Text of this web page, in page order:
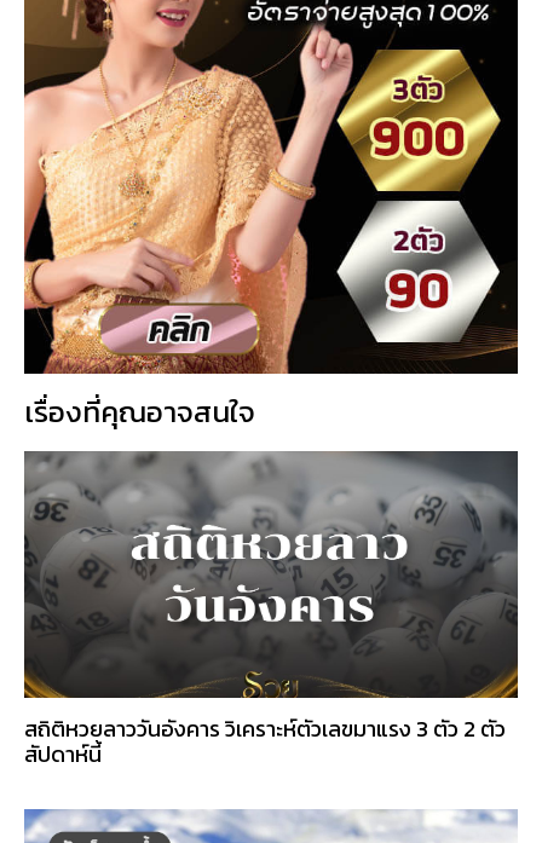
เรื่องที่คุณอาจสนใจ
สถิติหวยลาววันอังคาร วิเคราะห์ตัวเลขมาแรง 3 ตัว 2 ตัว
สัปดาห์นี้